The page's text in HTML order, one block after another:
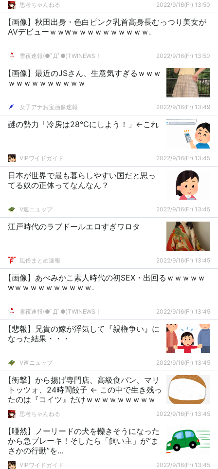
思考ちゃんねる 2022/9/16(Fr) 13:50
【画像】秋田出身・色白ピンク乳首高身長むっつり美女が
AVデビューｗｗwｗｗｗｗｗｗｗｗｗｗ.
雪夜速報(●ﾟДﾟ●)TWINEWS！ 2022/9/16(Fr) 13:50
【画像】最近のJSさん、生意気すぎるｗｗｗ
ｗｗｗｗｗｗｗｗｗｗ
女子アナお宝画像速報 2022/9/16(Fr) 13:49
謎の勢力「冷房は28℃にしよう！」←これ
VIPワイドガイド 2022/9/16(Fr) 13:45
日本が世界で最も暮らしやすい国だと思っ
てる奴の正体ってなんなん？
V速ニュップ 2022/9/16(Fr) 13:45
江戸時代のラブドールエロすぎワロタ
風俗まとめ速報 2022/9/16(Fr) 13:45
【画像】あべみかこ素人時代の初SEX・出回るｗｗｗｗｗ
wｗｗｗｗｗｗｗｗｗｗ.
雪夜速報(●ﾟДﾟ●)TWINEWS！ 2022/9/16(Fr) 13:45
【悲報】兄貴の嫁が浮気して『親権争い』に
なった結果・・・
V速ニュップ 2022/9/16(Fr) 13:45
【衝撃】から揚げ専門店、高級食パン、マリ
トッツォ、24時間餃子 ← この中で生き残っ
たのは『コイツ』だけｗｗｗｗｗｗｗｗｗ
思考ちゃんねる 2022/9/16(Fr) 13:45
【唖然】ノーリードの犬を轢きそうになった
から急ブレーキ！そしたら「飼い主」が”ま
さかの行動”を…
VIPワイドガイド 2022/9/16(Fr) 13:45